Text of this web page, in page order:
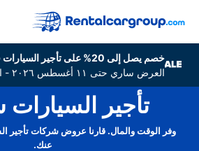
خصم يصل إلى 20% على تأجير السيارات في جميع أنحاء العالم
العرض ساري حتى ١١ أغسطس ٢٠٢٦ - استفد منه اليوم!
تأجير
وفر الوقت والمال. قارنا عروض شركات تأجير
عنك.